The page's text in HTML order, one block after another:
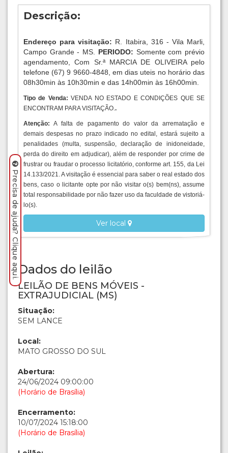
Descrição:
Endereço para visitação: R. Itabira, 316 - Vila Marli,
Campo Grande - MS. PERIODO: Somente com prévio
agendamento, Com Sr.ª MARCIA DE OLIVEIRA pelo
telefone (67) 9 9660-4848, em dias uteis no horário das
08h30min às 10h30min e das 14h00min às 16h00min.
Tipo de Venda:VENDA NO ESTADO E CONDIÇÕES QUE SE
ENCONTRAM PARA VISITAÇÃO..
Atenção:A falta de pagamento do valor da arrematação e
demais despesas no prazo indicado no edital, estará sujeito a
penalidades (multa, suspensão, declaração de inidoneidade,
perda do direito em adjudicar), além de responder por crime de
frustrar ou fraudar o processo licitatório, conforme art. 155, da Lei
14.133/2021. A visitação é essencial para saber o real estado dos
bens, caso o licitante opte por não visitar o(s) bem(ns), assume
total responsabilidade por não fazer uso da faculdade de vistoriá-
lo(s).
Ver local
Dados do leilão
LEILÃO DE BENS MÓVEIS -
EXTRAJUDICIAL (MS)
Situação:
SEM LANCE
Local:
MATO GROSSO DO SUL
Abertura:
24/06/2024 09:00:00
(Horário de Brasília)
Encerramento:
10/07/2024 15:18:00
(Horário de Brasília)
Precisa de ajuda? Clique aqui.